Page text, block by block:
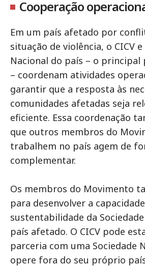
Cooperação
Em um país afetado por
situação de violência, o CICV e
Nacional do país – o principal
– coordenam atividades
garantir que a resposta às
comunidades afetadas seja
eficiente. Essa coordenação
que outros membros do
trabalhem no país agem de
complementar.
Os membros do Movimento
para desenvolver a
sustentabilidade da
país afetado. O CICV pode
parceria com uma Sociedade
opere fora do seu próprio